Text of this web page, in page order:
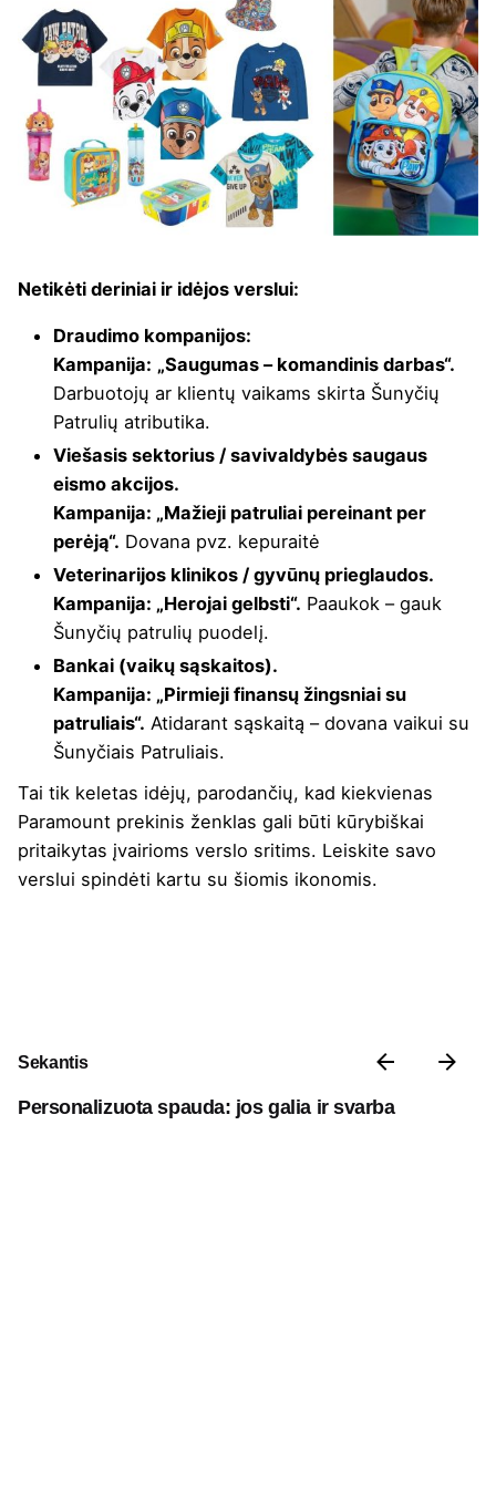
Netikėti deriniai ir idėjos verslui:
Draudimo kompanijos:
Kampanija: „Saugumas – komandinis darbas“.
Darbuotojų ar klientų vaikams skirta Šunyčių
Patrulių atributika.
Viešasis sektorius / savivaldybės saugaus
eismo akcijos.
Kampanija: „Mažieji patruliai pereinant per
perėją“. Dovana pvz. kepuraitė
Veterinarijos klinikos / gyvūnų prieglaudos.
Kampanija: „Herojai gelbsti“. Paaukok – gauk
Šunyčių patrulių puodelį.
Bankai (vaikų sąskaitos).
Kampanija: „Pirmieji finansų žingsniai su
patruliais“. Atidarant sąskaitą – dovana vaikui su
Šunyčiais Patruliais.
Tai tik keletas idėjų, parodančių, kad kiekvienas
Paramount prekinis ženklas gali būti kūrybiškai
pritaikytas įvairioms verslo sritims. Leiskite savo
verslui spindėti kartu su šiomis ikonomis.
Sekantis
Personalizuota spauda: jos galia ir svarba